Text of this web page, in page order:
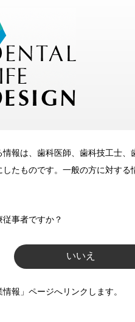
報は、歯科医師、歯科技工士、
たものです。一般の方に対する
事者ですか？
いいえ
報」ページへリンクします。
をもっと便利にご利用い
でお届け
科技工士）に